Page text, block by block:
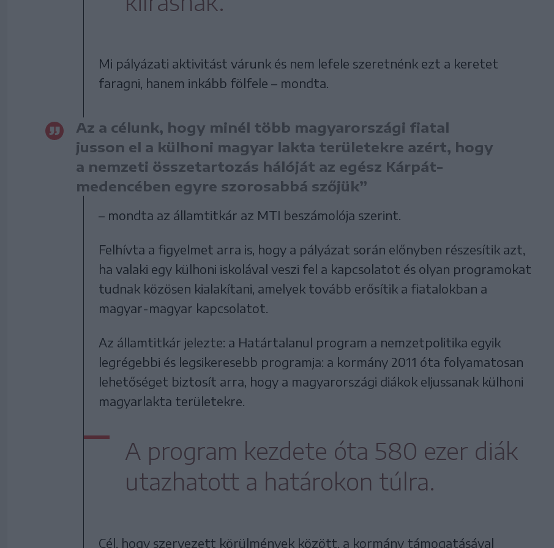
Mi pályázati aktivitást várunk és nem lefele szeretnénk ezt a keretet
faragni, hanem inkább fölfele – mondta.
Az a célunk, hogy minél több magyarországi fiatal
jusson el a külhoni magyar lakta területekre azért, hogy
a nemzeti összetartozás hálóját az egész Kárpát-
medencében egyre szorosabbá szőjük”
– mondta az államtitkár az MTI beszámolója szerint.
Felhívta a figyelmet arra is, hogy a pályázat során előnyben részesítik azt,
ha valaki egy külhoni iskolával veszi fel a kapcsolatot és olyan programokat
tudnak közösen kialakítani, amelyek tovább erősítik a fiatalokban a
magyar-magyar kapcsolatot.
Az államtitkár jelezte: a Határtalanul program a nemzetpolitika egyik
legrégebbi és legsikeresebb programja: a kormány 2011 óta folyamatosan
lehetőséget biztosít arra, hogy a magyarországi diákok eljussanak külhoni
magyarlakta területekre.
A program kezdete óta 580 ezer diák
utazhatott a határokon túlra.
Cél, hogy szervezett körülmények között, a kormány támogatásával